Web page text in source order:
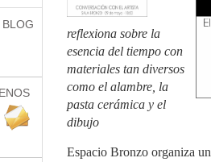
BLOG
reflexiona sobre la
esencia del tiempo con
materiales tan diversos
como el alambre, la
pasta cerámica y el
dibujo
Espacio Bronzo organiza